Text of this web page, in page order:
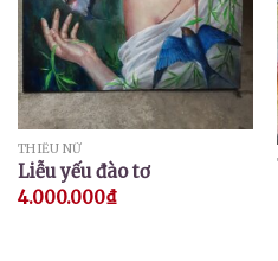
THIẾU NỮ
Liễu yếu đào tơ
4.000.000₫